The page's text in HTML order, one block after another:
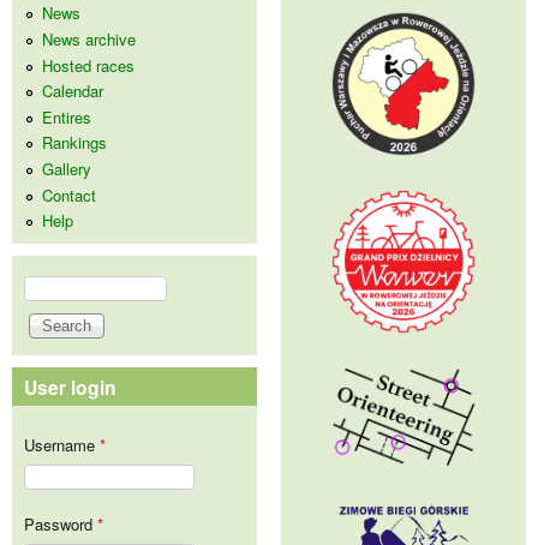
News
News archive
Hosted races
Calendar
Entires
Rankings
Gallery
Contact
Help
Search form
Search
User login
Username *
Password *